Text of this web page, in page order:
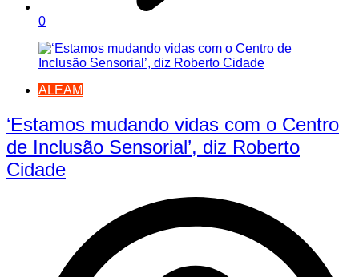
0
ALEAM
‘Estamos mudando vidas com o Centro
de Inclusão Sensorial’, diz Roberto
Cidade